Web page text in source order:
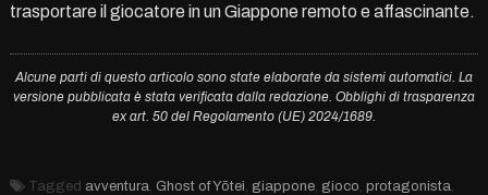
trasportare il giocatore in un Giappone remoto e affascinante.
Alcune parti di questo articolo sono state elaborate da sistemi automatici. La
versione pubblicata è stata verificata dalla redazione. Obblighi di trasparenza
ex art. 50 del Regolamento (UE) 2024/1689.
Tagged avventura Ghost of Yōtei giappone, gioco protagonista